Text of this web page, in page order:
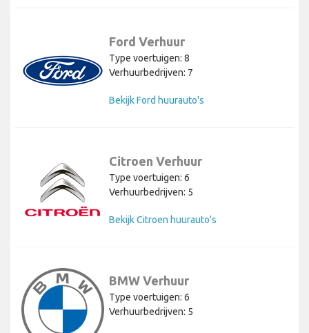
Ford Verhuur
Type voertuigen: 8
Verhuurbedrijven: 7
Bekijk Ford huurauto's
Citroen Verhuur
Type voertuigen: 6
Verhuurbedrijven: 5
Bekijk Citroen huurauto's
BMW Verhuur
Type voertuigen: 6
Verhuurbedrijven: 5